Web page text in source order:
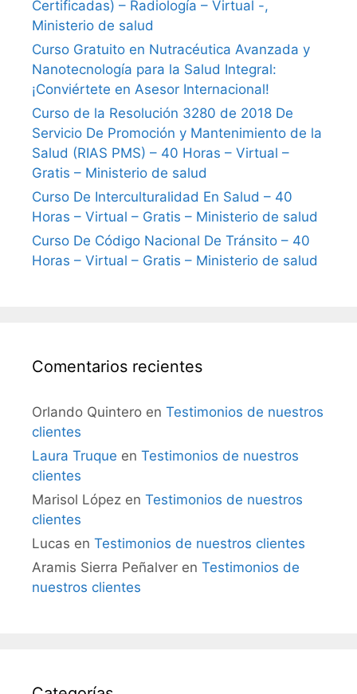
Certificadas) – Radiología – Virtual -,
Ministerio de salud
Curso Gratuito en Nutracéutica Avanzada y
Nanotecnología para la Salud Integral:
¡Conviértete en Asesor Internacional!
Curso de la Resolución 3280 de 2018 De
Servicio De Promoción y Mantenimiento de la
Salud (RIAS PMS) – 40 Horas – Virtual –
Gratis – Ministerio de salud
Curso De Interculturalidad En Salud – 40
Horas – Virtual – Gratis – Ministerio de salud
Curso De Código Nacional De Tránsito – 40
Horas – Virtual – Gratis – Ministerio de salud
Comentarios recientes
Orlando Quintero en Testimonios de nuestros
clientes
Laura Truque en Testimonios de nuestros
clientes
Marisol López en Testimonios de nuestros
clientes
Lucas en Testimonios de nuestros clientes
Aramis Sierra Peñalver en Testimonios de
nuestros clientes